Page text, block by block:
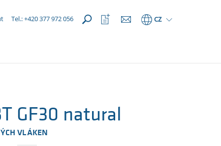
Tel.: +420 377 972 056 CZ
Otevřít
seznam
GF30 natural
VLÁKEN